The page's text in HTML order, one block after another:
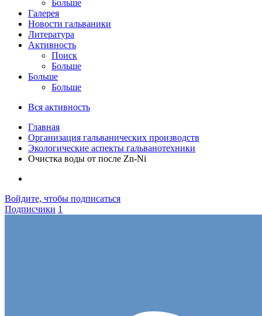
Больше
Галерея
Новости гальваники
Литература
Активность
Поиск
Больше
Больше
Больше
Вся активность
Главная
Организация гальванических производств
Экологические аспекты гальванотехники
Очистка воды от после Zn-Ni
Войдите, чтобы подписаться
Подписчики 1